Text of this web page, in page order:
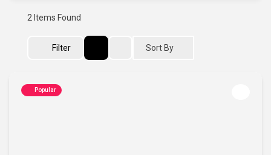
2 Items Found
Filter Sort By
Popular